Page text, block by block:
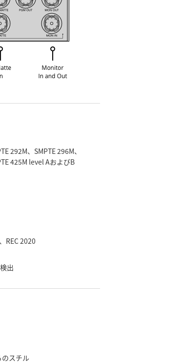
292M、SMPTE 296M、
425M level AおよびB
REC 2020
出
のスチル